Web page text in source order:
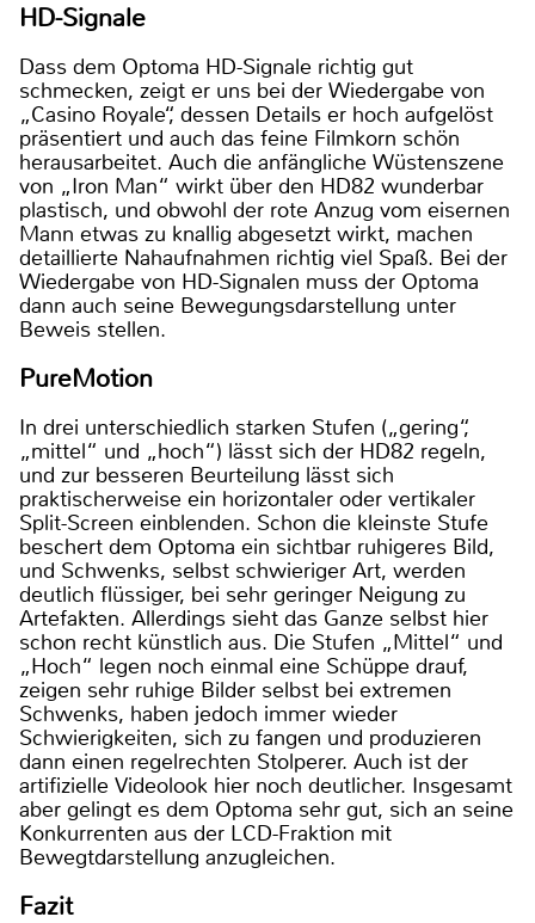
HD-Signale
Dass dem Optoma HD-Signale richtig gut
schmecken, zeigt er uns bei der Wiedergabe von
„Casino Royale“, dessen Details er hoch aufgelöst
präsentiert und auch das feine Filmkorn schön
herausarbeitet. Auch die anfängliche Wüstenszene
von „Iron Man“ wirkt über den HD82 wunderbar
plastisch, und obwohl der rote Anzug vom eisernen
Mann etwas zu knallig abgesetzt wirkt, machen
detaillierte Nahaufnahmen richtig viel Spaß. Bei der
Wiedergabe von HD-Signalen muss der Optoma
dann auch seine Bewegungsdarstellung unter
Beweis stellen.
PureMotion
In drei unterschiedlich starken Stufen („gering“,
„mittel“ und „hoch“) lässt sich der HD82 regeln,
und zur besseren Beurteilung lässt sich
praktischerweise ein horizontaler oder vertikaler
Split-Screen einblenden. Schon die kleinste Stufe
beschert dem Optoma ein sichtbar ruhigeres Bild,
und Schwenks, selbst schwieriger Art, werden
deutlich flüssiger, bei sehr geringer Neigung zu
Artefakten. Allerdings sieht das Ganze selbst hier
schon recht künstlich aus. Die Stufen „Mittel“ und
„Hoch“ legen noch einmal eine Schüppe drauf,
zeigen sehr ruhige Bilder selbst bei extremen
Schwenks, haben jedoch immer wieder
Schwierigkeiten, sich zu fangen und produzieren
dann einen regelrechten Stolperer. Auch ist der
artifizielle Videolook hier noch deutlicher. Insgesamt
aber gelingt es dem Optoma sehr gut, sich an seine
Konkurrenten aus der LCD-Fraktion mit
Bewegtdarstellung anzugleichen.
Fazit